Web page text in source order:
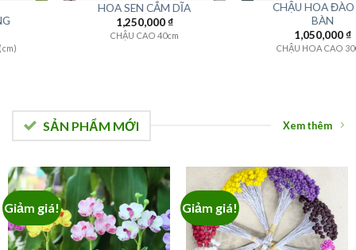
HOA SEN CẮM DĨA
₫
CHẬU CAO 40cm
CHẬU HOA ĐÀO ĐỂ
₫
CHẬU HOA CAO 30CM
SẢN PHẨM MỚI Xem thêm
Giảm giá! Giảm giá!